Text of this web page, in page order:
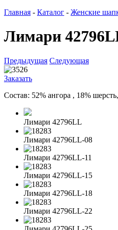
Главная - Каталог - Женские
Лимари
Предыдущая Следующая
Заказать
Состав: 52% ангора , 18%
Лимари 42796LL
Лимари 42796LL-08
Лимари 42796LL-11
Лимари 42796LL-15
Лимари 42796LL-18
Лимари 42796LL-22